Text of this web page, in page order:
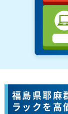
福島県耶麻
ラックを高